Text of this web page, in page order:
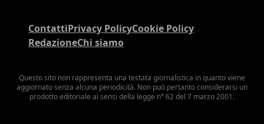
ContattiPrivacy PolicyCookie Policy
RedazioneChi siamo
Questo sito non rappresenta una testata giornalistica in quanto viene
aggiornato senza alcuna periodicità. Non può pertanto considerarsi un
prodotto editoriale ai sensi della legge n° 62 del 7 marzo 2001.